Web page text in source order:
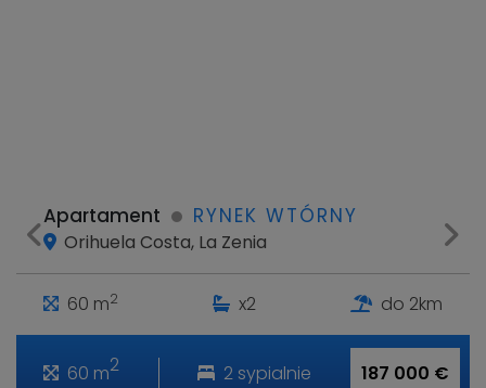
Apartament RYNEK WTÓRNY
Orihuela Costa, La Zenia
60 m2 x2 do 2km
60 m2 2 sypialnie 187 000 €